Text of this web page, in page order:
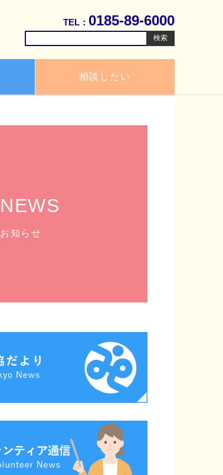
TEL： 0185-89-6000
索:
相談したい
NEWS
お知らせ